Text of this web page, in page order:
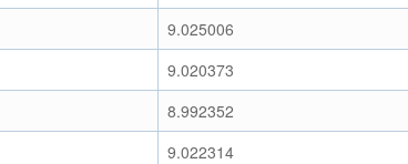
9.025006
9.020373
8.992352
9.022314